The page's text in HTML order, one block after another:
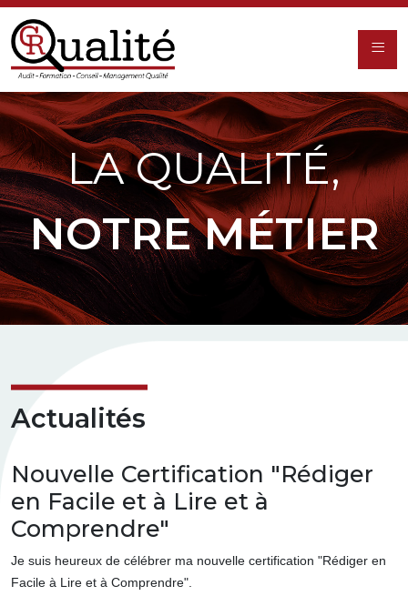
≡
LA QUALITÉ,
NOTRE MÉTIER
Actualités
Nouvelle Certification "Rédiger
en Facile et à Lire et à
Comprendre"
Je suis heureux de célébrer ma nouvelle certification "Rédiger en
Facile à Lire et à Comprendre".